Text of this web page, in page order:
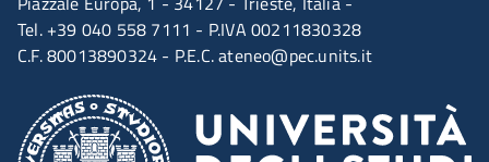
Tel. +39 040 558 7111 - P.IVA 00211830328
C.F. 80013890324 - P.E.C.ateneo@pec.units.it